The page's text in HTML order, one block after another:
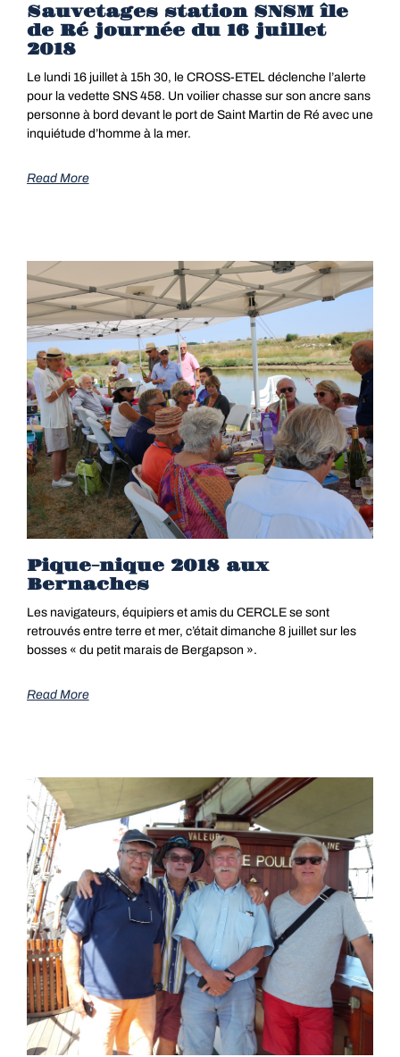
Sauvetages station SNSM île
de Ré journée du 16 juillet
2018
Le lundi 16 juillet à 15h 30, le CROSS-ETEL déclenche l’alerte
pour la vedette SNS 458. Un voilier chasse sur son ancre sans
personne à bord devant le port de Saint Martin de Ré avec une
inquiétude d’homme à la mer.
Read More
Pique-nique 2018 aux
Bernaches
Les navigateurs, équipiers et amis du CERCLE se sont
retrouvés entre terre et mer, c’était dimanche 8 juillet sur les
bosses « du petit marais de Bergapson ».
Read More